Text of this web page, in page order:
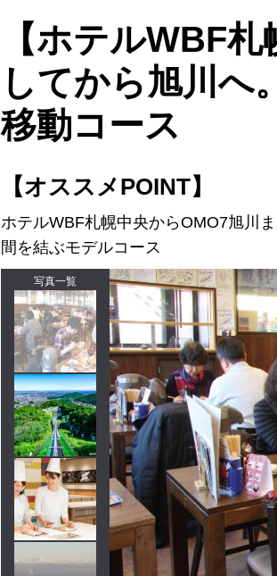
美瑛 小樽
夕張 白老
札幌 新千歳空港
トマム ニセコ
【ホテルWBF
してから旭川へ
移動コース
【オススメPOINT】
ホテルWBF札幌中央からOMO7旭川
間を結ぶモデルコース
写真一覧